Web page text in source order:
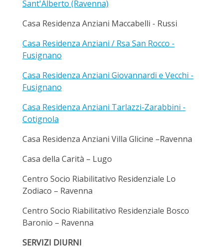
Sant'Alberto (Ravenna)
Casa Residenza Anziani Maccabelli - Russi
Casa Residenza Anziani / Rsa San Rocco -
Fusignano
Casa Residenza Anziani Giovannardi e Vecchi -
Fusignano
Casa Residenza Anziani Tarlazzi-Zarabbini -
Cotignola
Casa Residenza Anziani Villa Glicine –Ravenna
Casa della Carità – Lugo
Centro Socio Riabilitativo Residenziale Lo
Zodiaco – Ravenna
Centro Socio Riabilitativo Residenziale Bosco
Baronio – Ravenna
SERVIZI DIURNI